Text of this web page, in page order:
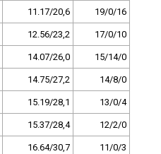
11.17/20,6 19/0/16
12.56/23,2 17/0/10
14.07/26,0 15/14/0
14.75/27,2 14/8/0
15.19/28,1 13/0/4
15.37/28,4 12/2/0
16.64/30,7 11/0/3